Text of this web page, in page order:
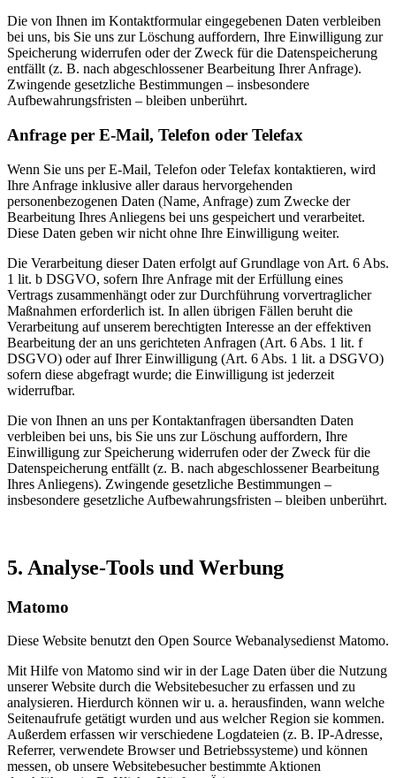
Die von Ihnen im Kontaktformular eingegebenen Daten verbleiben
bei uns, bis Sie uns zur Löschung auffordern, Ihre Einwilligung zur
Speicherung widerrufen oder der Zweck für die Datenspeicherung
entfällt (z. B. nach abgeschlossener Bearbeitung Ihrer Anfrage).
Zwingende gesetzliche Bestimmungen – insbesondere
Aufbewahrungsfristen – bleiben unberührt.
Anfrage per E-Mail, Telefon oder Telefax
Wenn Sie uns per E-Mail, Telefon oder Telefax kontaktieren, wird
Ihre Anfrage inklusive aller daraus hervorgehenden
personenbezogenen Daten (Name, Anfrage) zum Zwecke der
Bearbeitung Ihres Anliegens bei uns gespeichert und verarbeitet.
Diese Daten geben wir nicht ohne Ihre Einwilligung weiter.
Die Verarbeitung dieser Daten erfolgt auf Grundlage von Art. 6 Abs.
1 lit. b DSGVO, sofern Ihre Anfrage mit der Erfüllung eines
Vertrags zusammenhängt oder zur Durchführung vorvertraglicher
Maßnahmen erforderlich ist. In allen übrigen Fällen beruht die
Verarbeitung auf unserem berechtigten Interesse an der effektiven
Bearbeitung der an uns gerichteten Anfragen (Art. 6 Abs. 1 lit. f
DSGVO) oder auf Ihrer Einwilligung (Art. 6 Abs. 1 lit. a DSGVO)
sofern diese abgefragt wurde; die Einwilligung ist jederzeit
widerrufbar.
Die von Ihnen an uns per Kontaktanfragen übersandten Daten
verbleiben bei uns, bis Sie uns zur Löschung auffordern, Ihre
Einwilligung zur Speicherung widerrufen oder der Zweck für die
Datenspeicherung entfällt (z. B. nach abgeschlossener Bearbeitung
Ihres Anliegens). Zwingende gesetzliche Bestimmungen –
insbesondere gesetzliche Aufbewahrungsfristen – bleiben unberührt.
5. Analyse-Tools und Werbung
Matomo
Diese Website benutzt den Open Source Webanalysedienst Matomo.
Mit Hilfe von Matomo sind wir in der Lage Daten über die Nutzung
unserer Website durch die Websitebesucher zu erfassen und zu
analysieren. Hierdurch können wir u. a. herausfinden, wann welche
Seitenaufrufe getätigt wurden und aus welcher Region sie kommen.
Außerdem erfassen wir verschiedene Logdateien (z. B. IP-Adresse,
Referrer, verwendete Browser und Betriebssysteme) und können
messen, ob unsere Websitebesucher bestimmte Aktionen